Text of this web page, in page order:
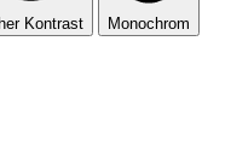
Kontrast Monochrom